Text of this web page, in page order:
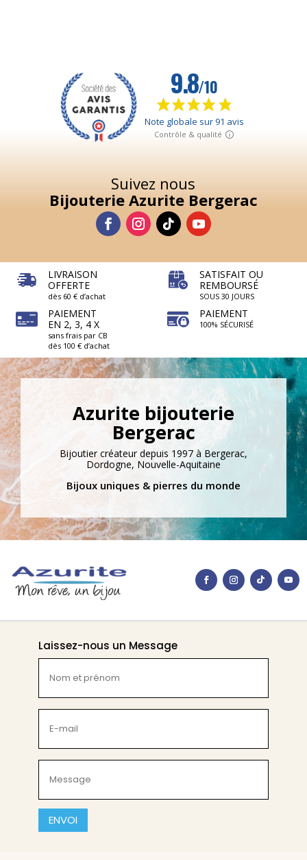
Suivez nous
Bijouterie Azurite Bergerac
LIVRAISON
OFFERTE
dès 60 € d’achat
PAIEMENT
EN 2, 3, 4 X
sans frais par CB
dès 100 € d’achat
SATISFAIT OU
REMBOURSÉ
SOUS 30 JOURS
PAIEMENT
100% SÉCURISÉ
Azurite bijouterie
Bergerac
Bijoutier créateur depuis 1997 à Bergerac,
Dordogne, Nouvelle-Aquitaine
Bijoux uniques & pierres du monde
Laissez-nous un Message
et
prénom
(Nécessaire)
mail
(Nécessaire)
(Nécessaire)
CAPTCHA